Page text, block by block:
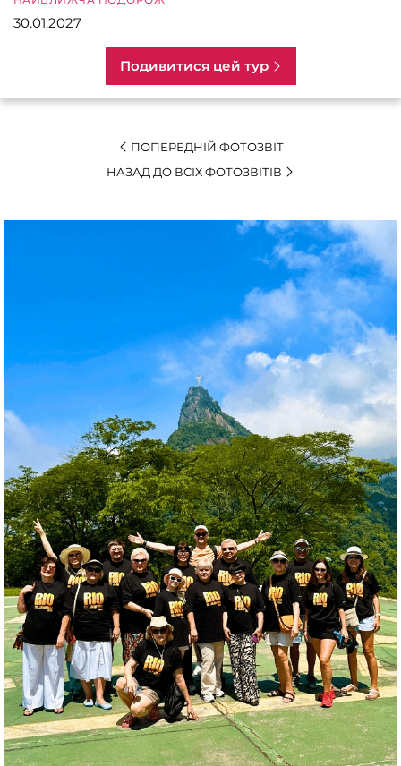
30.01.2027
Подивитися цей тур
ПОПЕРЕДНІЙ ФОТОЗВІТ
НАЗАД ДО ВСІХ ФОТОЗВІТІВ